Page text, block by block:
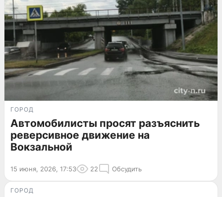
ГОРОД
Автомобилисты просят разъяснить
реверсивное движение на
Вокзальной
15 июня, 2026, 17:53 22 Обсудить
ГОРОД